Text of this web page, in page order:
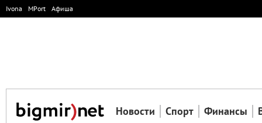
Ivona MPort Афиша
Новости Спорт Финансы